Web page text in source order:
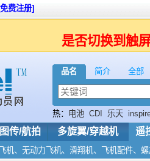
是否切换到触
品名 简介 全部
热： 电池 CDI 乐天
6S
传/航拍 多旋翼/穿越机 遥
费注册]
机、无动力飞机、滑翔机、飞机配件、